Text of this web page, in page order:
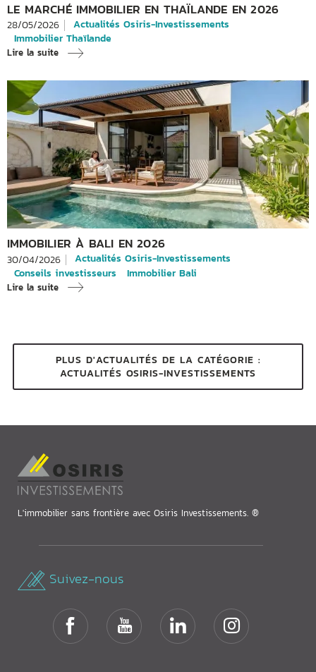
LE MARCHÉ IMMOBILIER EN THAÏLANDE EN 2026
28/05/2026
Actualités Osiris-Investissements
Immobilier Thaïlande
Lire la suite
IMMOBILIER À BALI EN 2026
30/04/2026
Actualités Osiris-Investissements
Conseils investisseurs
Immobilier Bali
Lire la suite
PLUS D'ACTUALITÉS DE LA CATÉGORIE :
ACTUALITÉS OSIRIS-INVESTISSEMENTS
L'immobilier sans frontière avec Osiris Investissements. ®
Suivez-nous